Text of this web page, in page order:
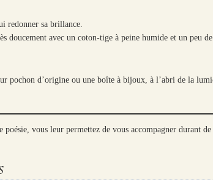
redonner sa brillance.
doucement avec un coton-tige à peine humide et un peu
pochon d’origine ou une boîte à bijoux, à l’abri de la
poésie, vous leur permettez de vous accompagner durant de